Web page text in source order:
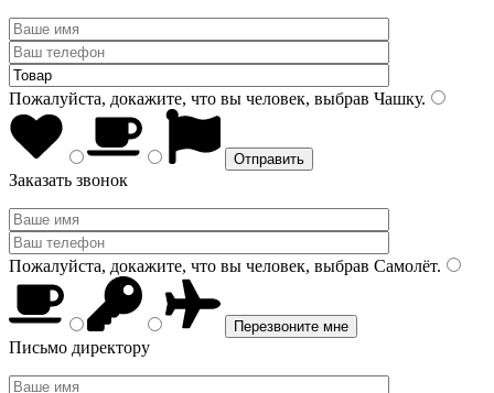
Пожалуйста, докажите, что вы человек, выбрав Чашку.
Заказать звонок
Пожалуйста, докажите, что вы человек, выбрав Самолёт.
Письмо директору